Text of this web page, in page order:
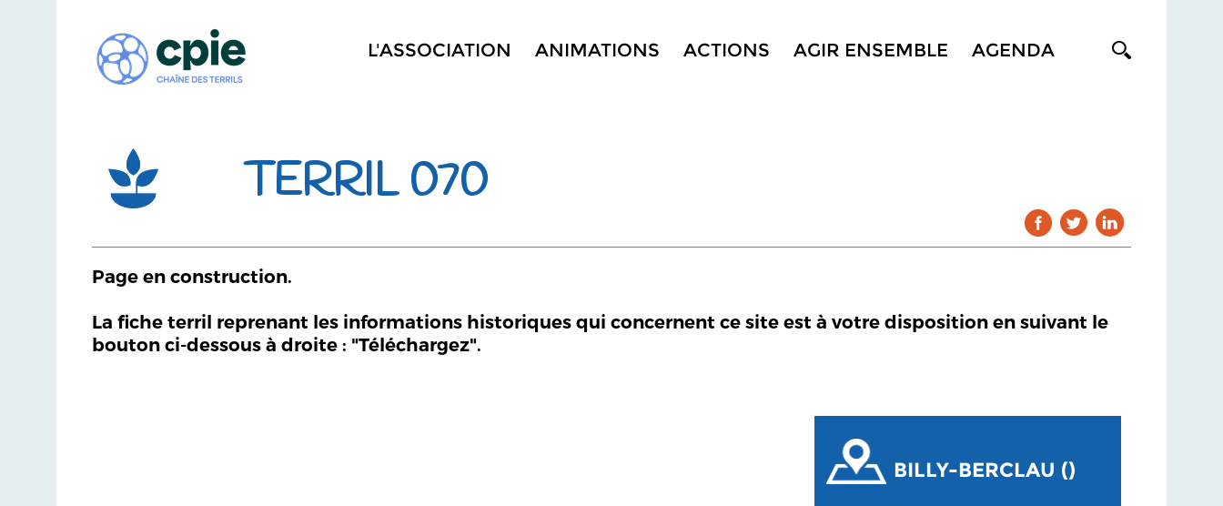
L'ASSOCIATION ANIMATIONS ACTIONS AGIR ENSEMBLE AGENDA
TERRIL 070
Page en construction.
La fiche terril reprenant les informations historiques qui concernent ce site est à votre disposition en suivant le
bouton ci-dessous à droite : "Téléchargez".
BILLY-BERCLAU ()